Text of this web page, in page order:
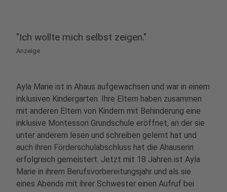
"Ich wollte mich selbst zeigen."
Anzeige
Ayla Marie ist in Ahaus aufgewachsen und war in einem
inklusiven Kindergarten. Ihre Eltern haben zusammen
mit anderen Eltern von Kindern mit Behinderung eine
inklusive Montessori Grundschule eröffnet, an der sie
unter anderem lesen und schreiben gelernt hat und
auch ihren Förderschulabschluss hat die Ahauserin
erfolgreich gemeistert. Jetzt mit 18 Jahren ist Ayla
Marie in ihrem Berufsvorbereitungsjahr und als sie
eines Abends mit ihrer Schwester einen Aufruf bei